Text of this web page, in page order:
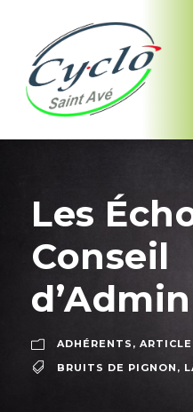
Les
Conseil
ADHÉRENTS ,
BRUITS DE PIGNON ,